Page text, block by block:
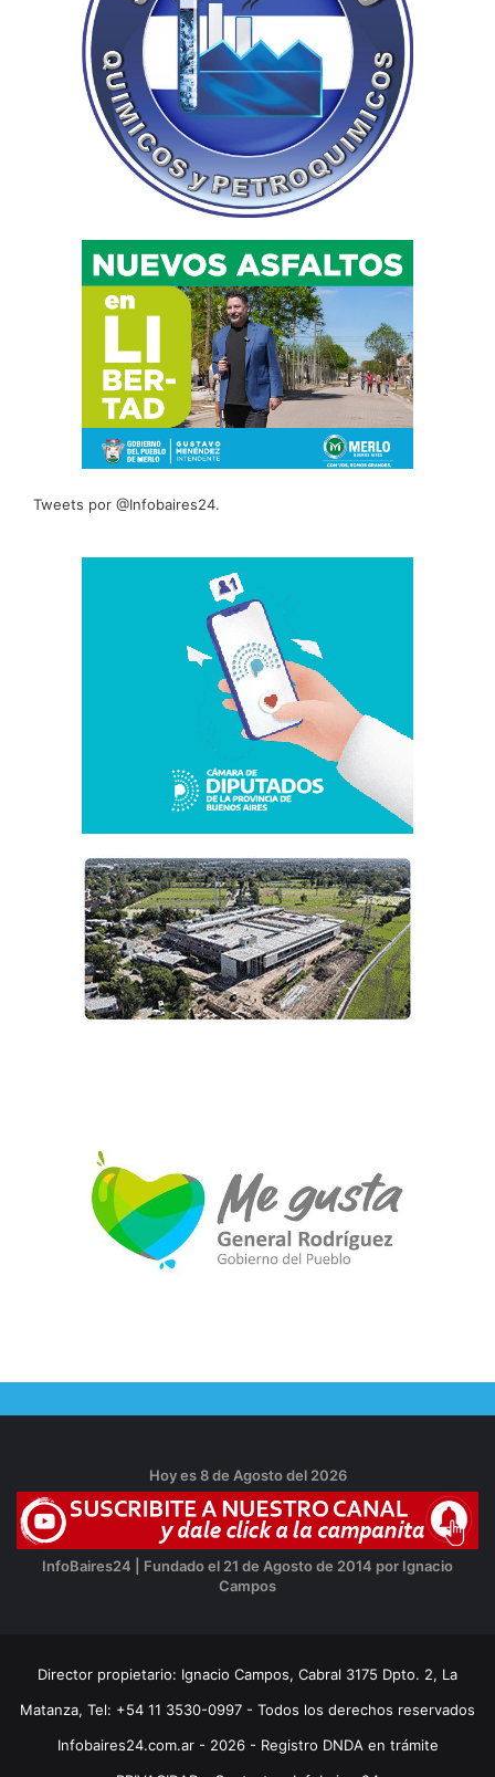
Tweets por @Infobaires24.
Hoy es 8 de Agosto del 2026
InfoBaires24 | Fundado el 21 de Agosto de 2014 por Ignacio
Campos
Director propietario: Ignacio Campos, Cabral 3175 Dpto. 2, La
Matanza, Tel: +54 11 3530-0997 - Todos los derechos reservados
Infobaires24.com.ar - 2026 - Registro DNDA en trámite